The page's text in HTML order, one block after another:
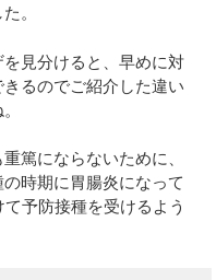
。
見分けると、早めに対
るのでご紹介した違い
篤にならないために、
時期に胃腸炎になって
予防接種を受けるよう